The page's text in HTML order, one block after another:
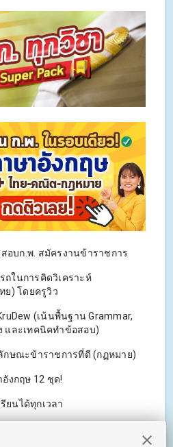
อบก.พ. สมัครงานข้าราชการ
ถในการคิดวิเคราะห์
ย) โดยครูวิว
(เน้นพื้นฐาน Grammar,
และเทคนิคทำข้อสอบ)
กษณะข้าราชการที่ดี (กฏหมาย)
งกฤษ 12 ชุด!
ยนได้ทุกเวลา